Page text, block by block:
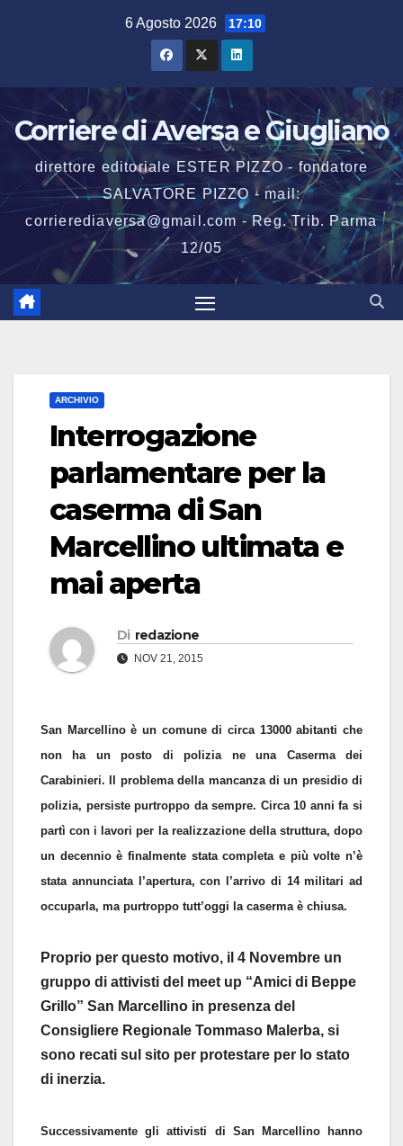
6 Agosto 2026 17:10
Corriere di Aversa e Giugliano
direttore editoriale ESTER PIZZO - fondatore
SALVATORE PIZZO - mail:
corrierediaversa@gmail.com - Reg. Trib. Parma
12/05
ARCHIVIO
Interrogazione
parlamentare per la
caserma di San
Marcellino ultimata e
mai aperta
Di redazione
NOV 21, 2015
San Marcellino è un comune di circa 13000 abitanti che
non ha un posto di polizia ne una Caserma dei
Carabinieri. Il problema della mancanza di un presidio di
polizia, persiste purtroppo da sempre. Circa 10 anni fa si
partì con i lavori per la realizzazione della struttura, dopo
un decennio è finalmente stata completa e più volte n’è
stata annunciata l’apertura, con l’arrivo di 14 militari ad
occuparla, ma purtroppo tutt’oggi la caserma è chiusa.
Proprio per questo motivo, il 4 Novembre un
gruppo di attivisti del meet up “Amici di Beppe
Grillo” San Marcellino in presenza del
Consigliere Regionale Tommaso Malerba, si
sono recati sul sito per protestare per lo stato
di inerzia.
Successivamente gli attivisti di San Marcellino hanno